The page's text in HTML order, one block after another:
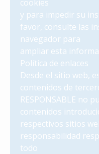
cookies
y para impedir su
favor, consulte las
navegador para
ampliar esta
Política de enlaces
Desde el sitio web,
contenidos de
RESPONSABLE no
contenidos
respectivos sitios
responsabilidad
todo